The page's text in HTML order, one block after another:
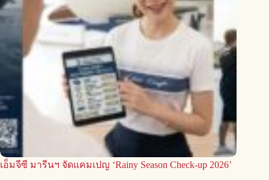
เอ็มจีซี มารีนฯ จัดแคมเปญ ‘Rainy Season Check-up 2026’